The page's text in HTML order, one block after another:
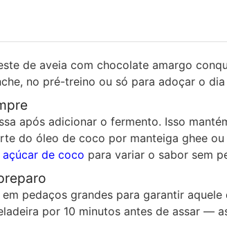
de aveia com chocolate amargo
no pré-treino ou só para adoçar o
após adicionar o fermento. Isso
do óleo de coco por manteiga ghee
açúcar de coco para variar o sabor sem
pedaços grandes para garantir
por 10 minutos antes de assar —